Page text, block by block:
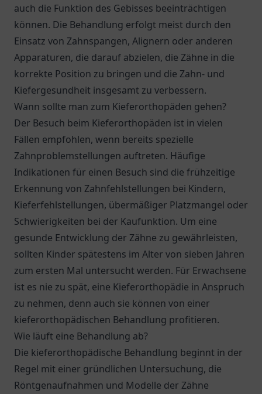
auch die Funktion des Gebisses beeinträchtigen
können. Die Behandlung erfolgt meist durch den
Einsatz von Zahnspangen, Alignern oder anderen
Apparaturen, die darauf abzielen, die Zähne in die
korrekte Position zu bringen und die Zahn- und
Kiefergesundheit insgesamt zu verbessern.
Wann sollte man zum Kieferorthopäden gehen?
Der Besuch beim Kieferorthopäden ist in vielen
Fällen empfohlen, wenn bereits spezielle
Zahnproblemstellungen auftreten. Häufige
Indikationen für einen Besuch sind die frühzeitige
Erkennung von Zahnfehlstellungen bei Kindern,
Kieferfehlstellungen, übermäßiger Platzmangel oder
Schwierigkeiten bei der Kaufunktion. Um eine
gesunde Entwicklung der Zähne zu gewährleisten,
sollten Kinder spätestens im Alter von sieben Jahren
zum ersten Mal untersucht werden. Für Erwachsene
ist es nie zu spät, eine Kieferorthopädie in Anspruch
zu nehmen, denn auch sie können von einer
kieferorthopädischen Behandlung profitieren.
Wie läuft eine Behandlung ab?
Die kieferorthopädische Behandlung beginnt in der
Regel mit einer gründlichen Untersuchung, die
Röntgenaufnahmen und Modelle der Zähne